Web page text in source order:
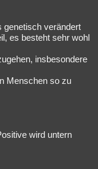
genetisch verändert
es besteht sehr wohl
insbesondere
Menschen so zu
wird untern